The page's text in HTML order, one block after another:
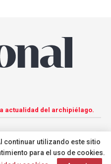
actualidad del archipiélago.
continuar utilizando este sitio
para el uso de cookies.